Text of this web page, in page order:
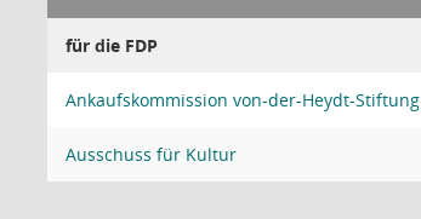
für die FDP
Ankaufskommission von-der-Heydt-Stiftung
Ausschuss für Kultur